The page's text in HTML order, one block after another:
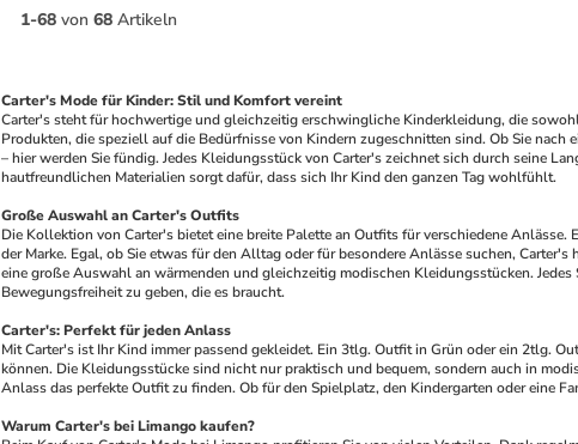
1-68 von 68 Artikeln
Carter's Mode für Kinder: Stil und Komfort vereint
Carter's steht für hochwertige und gleichzeitig erschwingliche Kinderkleidung, die
Produkten, die speziell auf die Bedürfnisse von Kindern zugeschnitten sind. Ob Sie
– hier werden Sie fündig. Jedes Kleidungsstück von Carter's zeichnet sich durch seine
hautfreundlichen Materialien sorgt dafür, dass sich Ihr Kind den ganzen Tag wohlfühlt.
Große Auswahl an Carter's Outfits
Die Kollektion von Carter's bietet eine breite Palette an Outfits für verschiedene
der Marke. Egal, ob Sie etwas für den Alltag oder für besondere Anlässe suchen,
eine große Auswahl an wärmenden und gleichzeitig modischen Kleidungsstücken.
Bewegungsfreiheit zu geben, die es braucht.
Carter's: Perfekt für jeden Anlass
Mit Carter's ist Ihr Kind immer passend gekleidet. Ein 3tlg. Outfit in Grün oder ein 2tlg.
können. Die Kleidungsstücke sind nicht nur praktisch und bequem, sondern auch in
Anlass das perfekte Outfit zu finden. Ob für den Spielplatz, den Kindergarten oder eine
Warum Carter's bei Limango kaufen?